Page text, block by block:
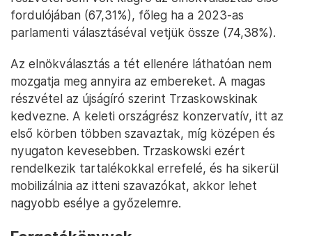
Andrzej Duda és Karol Nawrocki a rzeszówi CPAC konferencián –
Elsőre úgy tűnhet, Lengyelország nagyon feszülten
várja a kampány végét, de Kokot szerint az
emberek nem beszélnek olyan sokat a politikáról. A
választás nem hozza az embereket agresszív
hangulatba, megszokták már, hogy a politika az
életnek csak egy szelete. Ezt jelzi, hogy a választási
részvétel sem volt kiugró az elnökválasztás első
fordulójában (67,31%), főleg ha a 2023-as